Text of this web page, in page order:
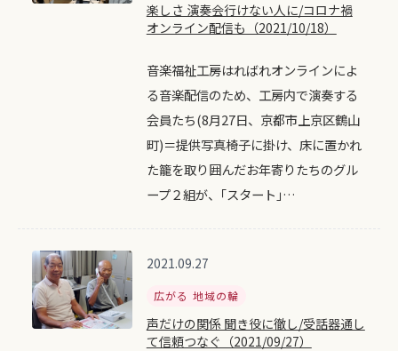
楽しさ 演奏会行けない人に/コロナ禍
オンライン配信も（2021/10/18）
音楽福祉工房はればれオンラインによ
る音楽配信のため、工房内で演奏する
会員たち(8月27日、京都市上京区鶴山
町)＝提供写真椅子に掛け、床に置かれ
た籠を取り囲んだお年寄りたちのグル
ープ２組が、｢スタート｣…
2021.09.27
広がる 地域の輪
声だけの関係 聞き役に徹し/受話器通し
て信頼つなぐ（2021/09/27）